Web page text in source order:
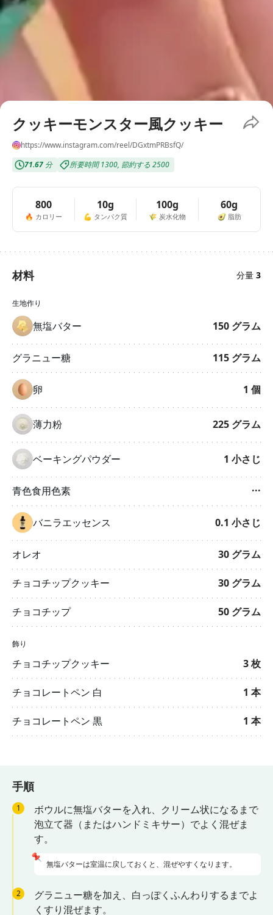
クッキーモンスター風クッキー
https://www.instagram.com/reel/DGxtmPRBsfQ/
71.67 分 所要時間 1300, 節約する 2500
800
🔥 カロリー
10g
💪 タンパク質
100g
🌾 炭水化物
60g
🥑 脂肪
材料 分量 3
生地作り
無塩バター 150 グラム
グラニュー糖 115 グラム
卵 1 個
薄力粉 225 グラム
ベーキングパウダー 1 小さじ
青色食用色素 ···
バニラエッセンス 0.1 小さじ
オレオ 30 グラム
チョコチップクッキー 30 グラム
チョコチップ 50 グラム
飾り
チョコチップクッキー 3枚
チョコレートペン 白 1 本
チョコレートペン 黒 1 本
手順
1
ボウルに無塩バターを入れ、クリーム状になるまで
泡立て器（またはハンドミキサー）でよく混ぜま
す。
無塩バターは室温に戻しておくと、混ぜやすくなります。
📌
2
グラニュー糖を加え、白っぽくふんわりするまでよ
くすり混ぜます。